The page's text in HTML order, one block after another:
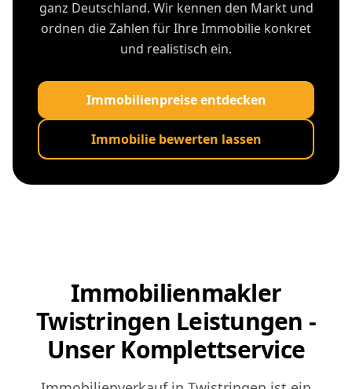
ganz Deutschland. Wir kennen den Markt und
ordnen die Zahlen für Ihre Immobilie konkret
und realistisch ein.
Immobilienpreise entdecken
Immobilie bewerten lassen
Immobilienmakler
Twistringen Leistungen -
Unser Komplettservice